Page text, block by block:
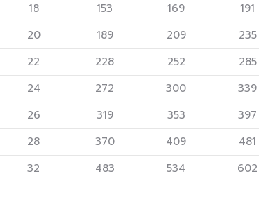
18
153 169 191
20
189 209 235
22
228 252 285
24
272 300 339
26
319 353 397
28
370 409 481
32
483 534 602